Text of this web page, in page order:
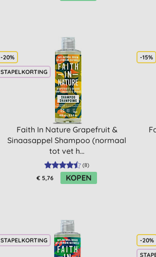
-20%
STAPELKORTING
Faith In Nature Grapefruit &
Sinaasappel Shampoo (normaal
tot vet h...
(8)
€ 5,76 KOPEN
-15%
STAPELKORTING
-20%